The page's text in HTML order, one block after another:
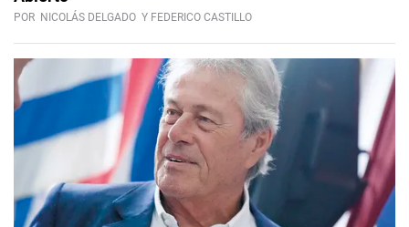
POR NICOLÁS DELGADO Y FEDERICO CASTILLO